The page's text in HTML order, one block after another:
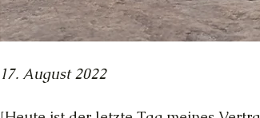
17. August 2022